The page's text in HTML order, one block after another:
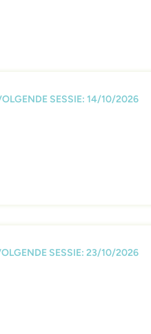
SESSIE: 14/10/2026
SESSIE: 23/10/2026